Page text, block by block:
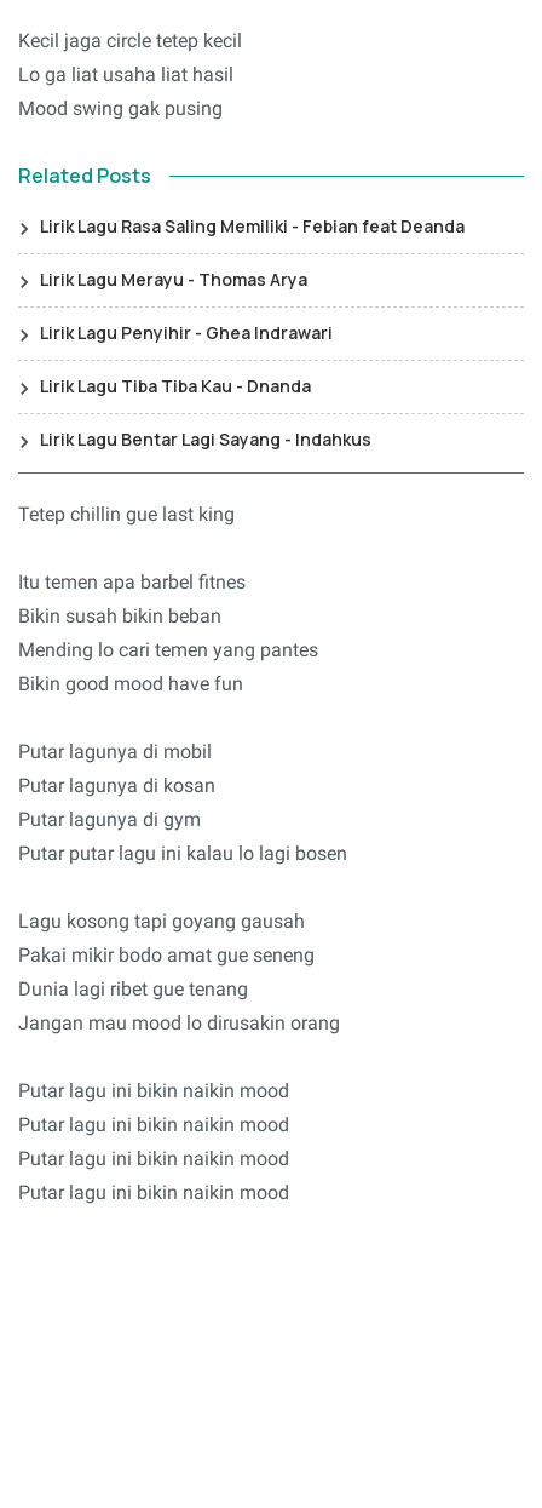
Kecil jaga circle tetep kecil
Lo ga liat usaha liat hasil
Mood swing gak pusing
Related Posts
Lirik Lagu Rasa Saling Memiliki - Febian feat Deanda
Lirik Lagu Merayu - Thomas Arya
Lirik Lagu Penyihir - Ghea Indrawari
Lirik Lagu Tiba Tiba Kau - Dnanda
Lirik Lagu Bentar Lagi Sayang - Indahkus
Tetep chillin gue last king
Itu temen apa barbel fitnes
Bikin susah bikin beban
Mending lo cari temen yang pantes
Bikin good mood have fun
Putar lagunya di mobil
Putar lagunya di kosan
Putar lagunya di gym
Putar putar lagu ini kalau lo lagi bosen
Lagu kosong tapi goyang gausah
Pakai mikir bodo amat gue seneng
Dunia lagi ribet gue tenang
Jangan mau mood lo dirusakin orang
Putar lagu ini bikin naikin mood
Putar lagu ini bikin naikin mood
Putar lagu ini bikin naikin mood
Putar lagu ini bikin naikin mood